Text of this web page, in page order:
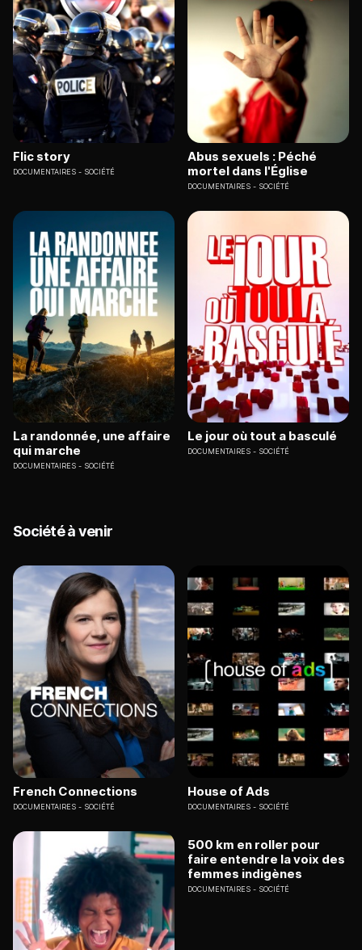
Flic story
DOCUMENTAIRES SOCIÉTÉ
Abus sexuels : Péché
mortel dans l'Église
DOCUMENTAIRES SOCIÉTÉ
La randonnée, une affaire
qui marche
DOCUMENTAIRES SOCIÉTÉ
Le jour où tout a basculé
DOCUMENTAIRES SOCIÉTÉ
Société à venir
French Connections
DOCUMENTAIRES SOCIÉTÉ
House of Ads
DOCUMENTAIRES SOCIÉTÉ
500 km en roller pour
faire entendre la voix des
femmes indigènes
DOCUMENTAIRES SOCIÉTÉ